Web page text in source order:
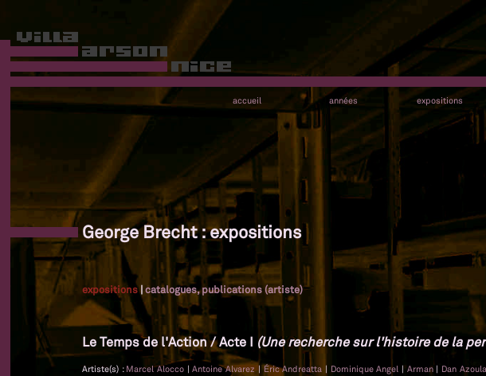
accueil années expositions
George Brecht : expositions
expositions|catalogues, publications (artiste)
Le Temps de l'Action / Acte I (Une recherche sur l'histoire de la
Artiste(s) : Marcel Alocco |Antoine Alvarez|Éric Andreatta | Dominique Angel | Arman | Dan